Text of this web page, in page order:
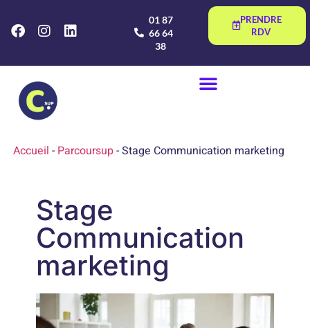
01 87
66 64
38
PRENDRE
RDV
Accueil - Parcoursup-Stage Communication marketing
Stage
Communication
marketing